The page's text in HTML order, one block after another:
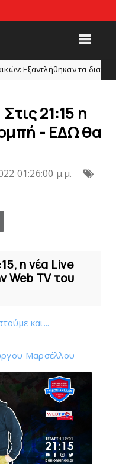
τα διαρκείας για τη Θύρα 2
21:15 η
- ΕΔΩ θα
01:26:00 μ.μ.
η νέα Live
Web TV του
και...
Mαρσέλλου